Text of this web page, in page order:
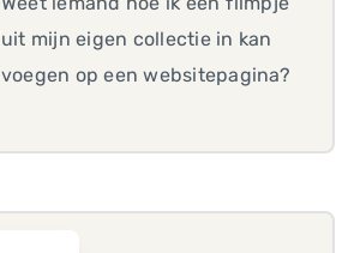
uit mijn eigen collectie in kan
voegen op een websitepagina?